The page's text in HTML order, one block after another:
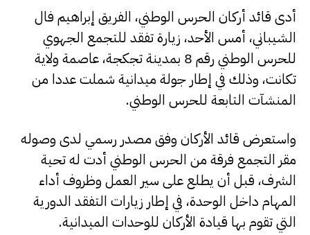
أدى قائد أركان الحرس الوطني، الفريق إبراهيم فال
الشيباني، أمس الأحد، زيارة تفقد للتجمع الجهوي
للحرس الوطني رقم 8 بمدينة تجكجة، عاصمة ولاية
تكانت، وذلك في إطار جولة ميدانية شملت عددا من
المنشآت التابعة للحرس الوطني.
واستعرض قائد الأركان وفق مصدر رسمي لدى وصوله
مقر التجمع فرقة من الحرس الوطني أدت له تحية
الشرف، قبل أن يطلع على سير العمل وظروف أداء
المهام داخل الوحدة، في إطار زيارات التفقد الدورية
التي تقوم بها قيادة الأركان للوحدات الميدانية.